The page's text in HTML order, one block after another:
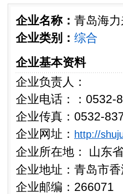
企业名称： 青岛海
企业类别： 综合
企业基本资料
企业负责人：
企业电话：：0532-
企业传真：0532-
企业网址： http://
企业所在地： 山东
企业地址：青岛市
企业邮编：266071